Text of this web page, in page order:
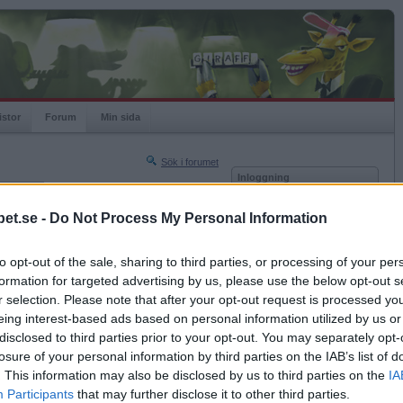
- Do Not Process My Personal Information
opt-out of the sale, sharing to third parties, or processing of your
for targeted advertising by us, please use the below opt-out
selection. Please note that after your opt-out request is processed
interest-based ads based on personal information utilized by us
to third parties prior to your opt-out. You may separately
of your personal information by third parties on the IAB’s list of
This information may also be disclosed by us to third parties on the
Participants that may further disclose it to other third parties.
Forum Min sida
Sök i forumet
Nästa sida »
2016-04-04 14:54
Inloggning
Kom ihåg mig
Glömt ditt lösenord?
Få ny aktiveringslänk
Betapet är gratis!